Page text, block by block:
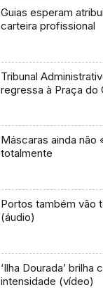
Guias esperam
carteira profissional
Tribunal
regressa à Praça do
Máscaras ainda não
totalmente
Portos também vão
(áudio)
‘Ilha Dourada’ brilha
intensidade (vídeo)